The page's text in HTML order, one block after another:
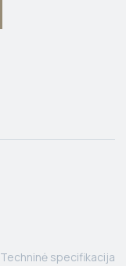
Techninė specifikacija